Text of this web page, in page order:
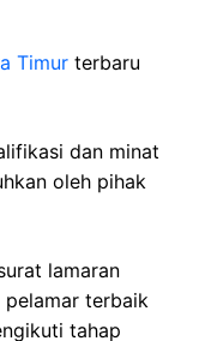
Timur terbaru
dan minat
oleh pihak
lamaran
pelamar terbaik
tahap